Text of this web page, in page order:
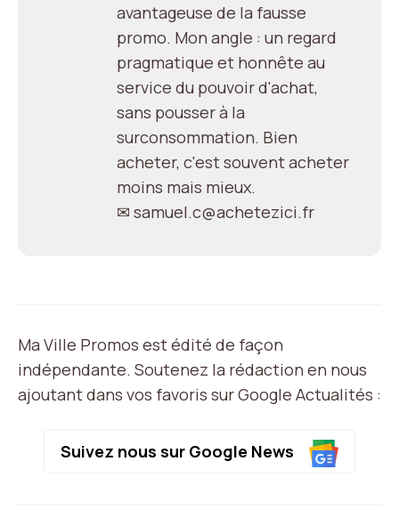
avantageuse de la fausse
promo. Mon angle : un regard
pragmatique et honnête au
service du pouvoir d'achat,
sans pousser à la
surconsommation. Bien
acheter, c'est souvent acheter
moins mais mieux.
✉ samuel.c@achetezici.fr
Ma Ville Promos est édité de façon
indépendante. Soutenez la rédaction en nous
ajoutant dans vos favoris sur Google Actualités :
Suivez nous sur Google News